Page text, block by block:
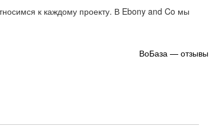
к каждому проекту. В Ebony and Co мы
ВоБаза — отзывы